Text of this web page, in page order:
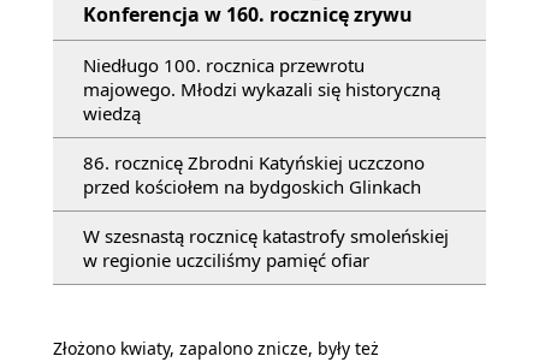
Konferencja w 160. rocznicę zrywu
Niedługo 100. rocznica przewrotu
majowego. Młodzi wykazali się historyczną
wiedzą
86. rocznicę Zbrodni Katyńskiej uczczono
przed kościołem na bydgoskich Glinkach
W szesnastą rocznicę katastrofy smoleńskiej
w regionie uczciliśmy pamięć ofiar
Złożono kwiaty, zapalono znicze, były też